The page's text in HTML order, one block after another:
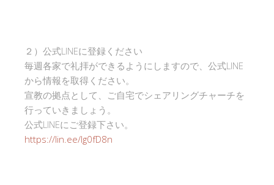
２）公式LINEに登録ください
毎週各家で礼拝ができるようにしますので、公式LINE
から情報を取得ください。
宣教の拠点として、ご自宅でシェアリングチャーチを
行っていきましょう。
公式LINEにご登録下さい。
https://lin.ee/Ig0fD8n